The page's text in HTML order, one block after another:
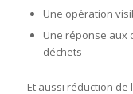
Une opération
Une réponse aux
déchets
Et aussi réduction de